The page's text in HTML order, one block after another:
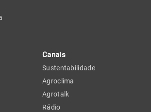
Canais
Sustentabilidade
Agroclima
Agrotalk
Rádio